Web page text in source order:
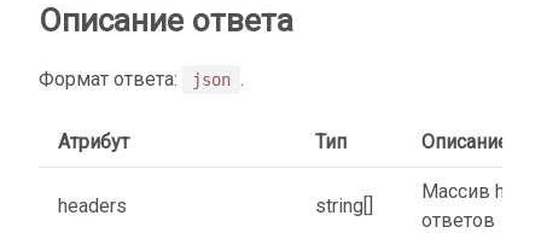
Описание ответа
Формат ответа: json .
Атрибут Тип Описание
headers string[]
Массив
ответов